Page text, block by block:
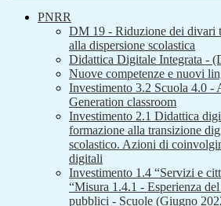
PNRR
DM 19 - Riduzione dei divari
alla dispersione scolastica
Didattica Digitale Integrata -
Nuove competenze e nuovi
Investimento 3.2 Scuola 4.0 -
Generation classroom
Investimento 2.1 Didattica
formazione alla transizione
scolastico. Azioni di
digitali
Investimento 1.4 “Servizi e
“Misura 1.4.1 - Esperienza
pubblici - Scuole (Giugno